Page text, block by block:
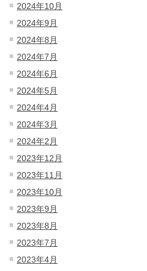
2024年10月
2024年9月
2024年8月
2024年7月
2024年6月
2024年5月
2024年4月
2024年3月
2024年2月
2023年12月
2023年11月
2023年10月
2023年9月
2023年8月
2023年7月
2023年4月